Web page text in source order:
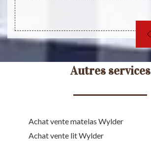
Autres services
Achat vente matelas Wylder
Achat vente lit Wylder